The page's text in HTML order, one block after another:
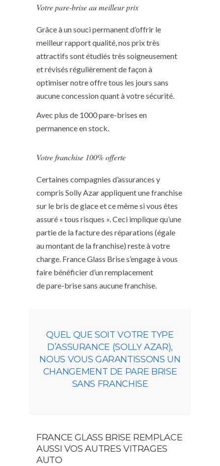
Votre pare-brise au meilleur prix
Grâce à un souci permanent d’offrir le
meilleur rapport qualité, nos prix très
attractifs sont étudiés très soigneusement
et révisés régulièrement de façon à
optimiser notre offre tous les jours sans
aucune concession quant à votre sécurité.
Avec plus de 1000 pare-brises en
permanence en stock.
Votre franchise 100% offerte
Certaines compagnies d’assurances y
compris Solly Azar appliquent une franchise
sur le bris de glace et ce même si vous êtes
assuré « tous risques ». Ceci implique qu’une
partie de la facture des réparations (égale
au montant de la franchise) reste à votre
charge. France Glass Brise s’engage à vous
faire bénéficier d’un remplacement
de pare-brise sans aucune franchise.
QUEL QUE SOIT VOTRE TYPE
D’ASSURANCE (SOLLY AZAR),
NOUS VOUS GARANTISSONS UN
CHANGEMENT DE PARE BRISE
SANS FRANCHISE
FRANCE GLASS BRISE REMPLACE
AUSSI VOS AUTRES VITRAGES
AUTO